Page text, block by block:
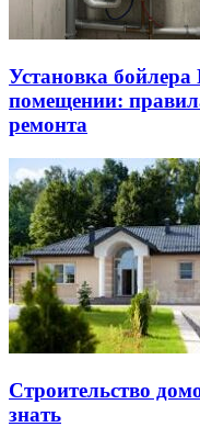
Установка
помещении:
ремонта
Строительство
знать